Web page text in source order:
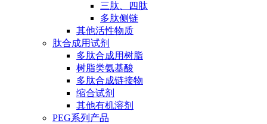
三肽、四肽
多肽侧链
其他活性物质
肽合成用试剂
多肽合成用树脂
树脂类氨基酸
多肽合成链接物
缩合试剂
其他有机溶剂
PEG系列产品